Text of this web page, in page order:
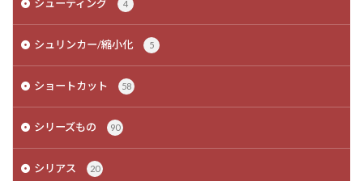
シューティング 4
シュリンカー/縮小化 5
ショートカット 58
シリーズもの 90
シリアス 20